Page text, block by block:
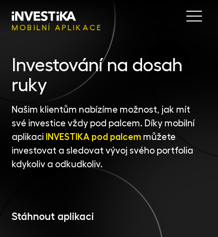
Menu
MOBILNÍ APLIKACE
Investování na dosah
ruky
Našim klientům nabízíme možnost, jak mít
své investice vždy pod palcem. Díky mobilní
aplikaci
INVESTIKA pod palcem můžete
investovat a sledovat vývoj svého portfolia
kdykoliv a odkudkoliv.
Stáhnout aplikaci